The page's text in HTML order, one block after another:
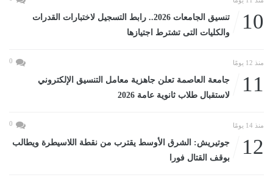
10
تنسيق الجامعات 2026.. رابط التسجيل لاختبارات القدرات
والكليات التى تشترط اجتيازها
منذ 12 يومًا 0
11
جامعة العاصمة تعلن جاهزية معامل التنسيق الإلكتروني
لاستقبال طلاب ثانوية عامة 2026
منذ 14 يومًا 0
12
جوتيريش: الشرق الأوسط يقترب من نقطة اللاسيطرة ويطالب
بوقف القتال فورا